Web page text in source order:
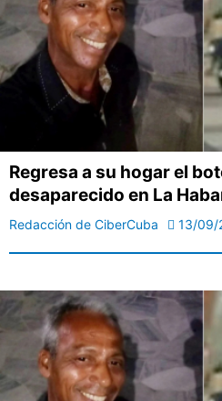
Regresa a su hogar el
desaparecido en La
Redacción de CiberCuba 13/09/